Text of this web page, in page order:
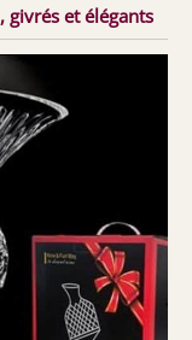
givrés et élégants